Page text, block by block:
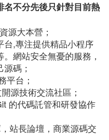
不分先後只針對目前熱
源大本營；
台,專注提供精品小程序
網站安全無憂的服務，
碼；
平台；
源技術交流社區；
的代碼託管和研發協作
站長論壇，商業源碼交